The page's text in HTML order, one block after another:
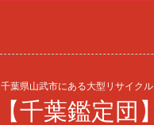
千葉県山武市にある大型リサイク
【千葉鑑定団